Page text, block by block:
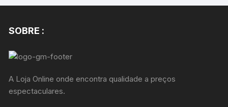
SOBRE :
A Loja Online onde encontra qualidade a preços
espectaculares.